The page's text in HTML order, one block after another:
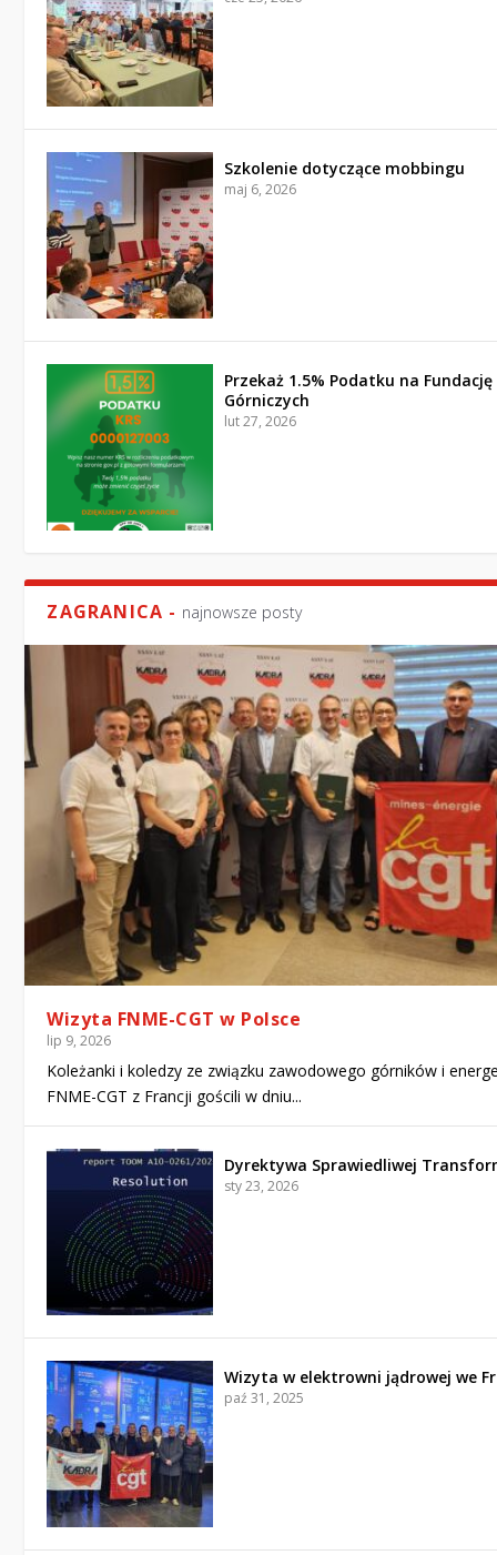
Szkolenie dotyczące mobbingu
maj 6, 2026
Przekaż 1.5% Podatku na
Górniczych
lut 27, 2026
ZAGRANICA - najnowsze posty
Wizyta FNME-CGT w Polsce
lip 9, 2026
Koleżanki i koledzy ze związku zawodowego górników i
FNME-CGT z Francji gościli w dniu...
Dyrektywa Sprawiedliwej
sty 23, 2026
Wizyta w elektrowni jądrowej we
paź 31, 2025